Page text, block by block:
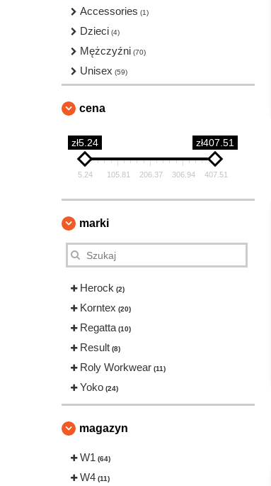
Accessories (1)
Dzieci (4)
Mężczyźni (70)
Unisex (59)
cena
zł5.24 zł407.51
5.24 105.81 206.37 306.94 407.51
marki
Herock (2)
Korntex (20)
Regatta (10)
Result (8)
Roly Workwear (11)
Yoko (24)
magazyn
W1 (64)
W4 (11)